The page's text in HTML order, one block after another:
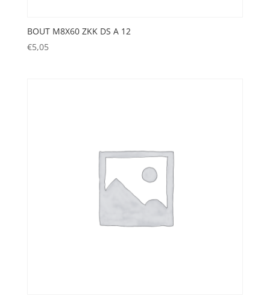
BOUT M8X60 ZKK DS A 12
€5,05